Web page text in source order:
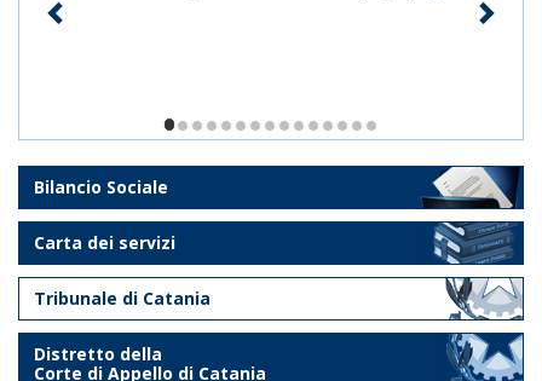
1/15
Bilancio Sociale
Carta dei servizi
Tribunale di Catania
Distretto della
Corte di Appello di Catania